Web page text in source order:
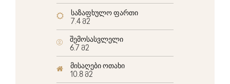
საზაფხულო ფართი
7.4 მ2
შემოსასვლელი
6.7 მ2
მისაღები ოთახი
10.8 მ2